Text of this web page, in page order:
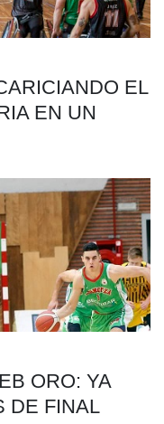
EL
EN UN
ORO: YA
DE FINAL